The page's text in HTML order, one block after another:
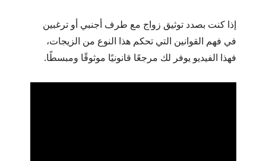
إذا كنت بصدد توثيق زواج مع طرف أجنبي أو ترغبين
في فهم القوانين التي تحكم هذا النوع من الزيجات،
فهذا الفيديو يوفر لك مرجعًا قانونيًا موثوقًا ومبسطًا.